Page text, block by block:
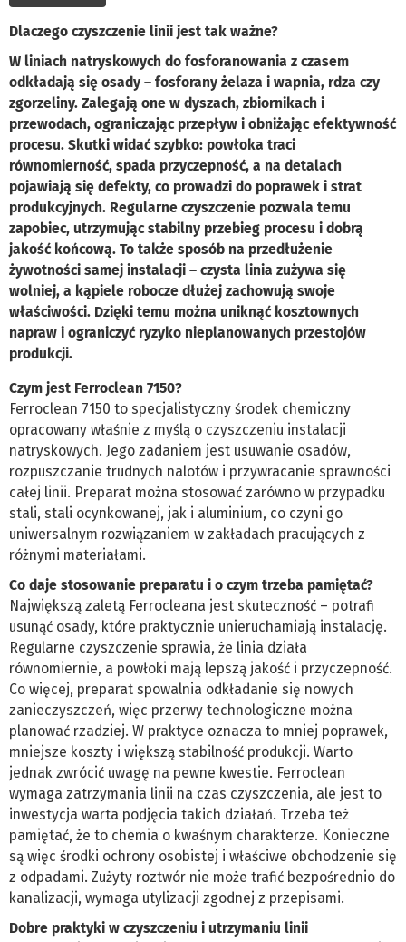
Dlaczego czyszczenie linii jest tak ważne?
W liniach natryskowych do fosforanowania z czasem
odkładają się osady – fosforany żelaza i wapnia, rdza czy
zgorzeliny. Zalegają one w dyszach, zbiornikach i
przewodach, ograniczając przepływ i obniżając efektywność
procesu. Skutki widać szybko: powłoka traci
równomierność, spada przyczepność, a na detalach
pojawiają się defekty, co prowadzi do poprawek i strat
produkcyjnych. Regularne czyszczenie pozwala temu
zapobiec, utrzymując stabilny przebieg procesu i dobrą
jakość końcową. To także sposób na przedłużenie
żywotności samej instalacji – czysta linia zużywa się
wolniej, a kąpiele robocze dłużej zachowują swoje
właściwości. Dzięki temu można uniknąć kosztownych
napraw i ograniczyć ryzyko nieplanowanych przestojów
produkcji.
Czym jest Ferroclean 7150?
Ferroclean 7150 to specjalistyczny środek chemiczny
opracowany właśnie z myślą o czyszczeniu instalacji
natryskowych. Jego zadaniem jest usuwanie osadów,
rozpuszczanie trudnych nalotów i przywracanie sprawności
całej linii. Preparat można stosować zarówno w przypadku
stali, stali ocynkowanej, jak i aluminium, co czyni go
uniwersalnym rozwiązaniem w zakładach pracujących z
różnymi materiałami.
Co daje stosowanie preparatu i o czym trzeba pamiętać?
Największą zaletą Ferrocleana jest skuteczność – potrafi
usunąć osady, które praktycznie unieruchamiają instalację.
Regularne czyszczenie sprawia, że linia działa
równomiernie, a powłoki mają lepszą jakość i przyczepność.
Co więcej, preparat spowalnia odkładanie się nowych
zanieczyszczeń, więc przerwy technologiczne można
planować rzadziej. W praktyce oznacza to mniej poprawek,
mniejsze koszty i większą stabilność produkcji. Warto
jednak zwrócić uwagę na pewne kwestie. Ferroclean
wymaga zatrzymania linii na czas czyszczenia, ale jest to
inwestycja warta podjęcia takich działań. Trzeba też
pamiętać, że to chemia o kwaśnym charakterze. Konieczne
są więc środki ochrony osobistej i właściwe obchodzenie się
z odpadami. Zużyty roztwór nie może trafić bezpośrednio do
kanalizacji, wymaga utylizacji zgodnej z przepisami.
Dobre praktyki w czyszczeniu i utrzymaniu linii